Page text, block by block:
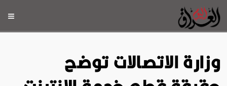
وزارة الاتصالات توضح